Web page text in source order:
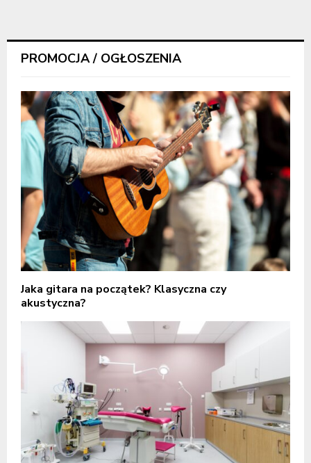
PROMOCJA / OGŁOSZENIA
Jaka gitara na początek? Klasyczna czy
akustyczna?